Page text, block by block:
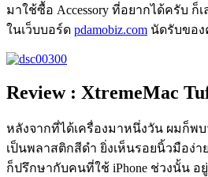
มาใช้ซื้อ Accessory ที่อยากได้ครับ ก็
ในเว็บบอร์ด pdamobiz.com นัดรับของ
Review : XtremeMac
หลังจากที่ได้เครื่องมาหนึ่งวัน ผมก็พบ
เป็นพลาสติกสีดำ ยิ่งเห็นรอยนิ้วมือง่า
ก็ปรึกษากับคนที่ใช้ iPhone ช่วงนั้น อ